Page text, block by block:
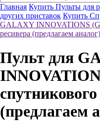
Главная Купить Пульты для
других приставок Купить
GALAXY INNOVATIONS
ресивера (предлагаем аналог)
Пульт для
(предлагаем